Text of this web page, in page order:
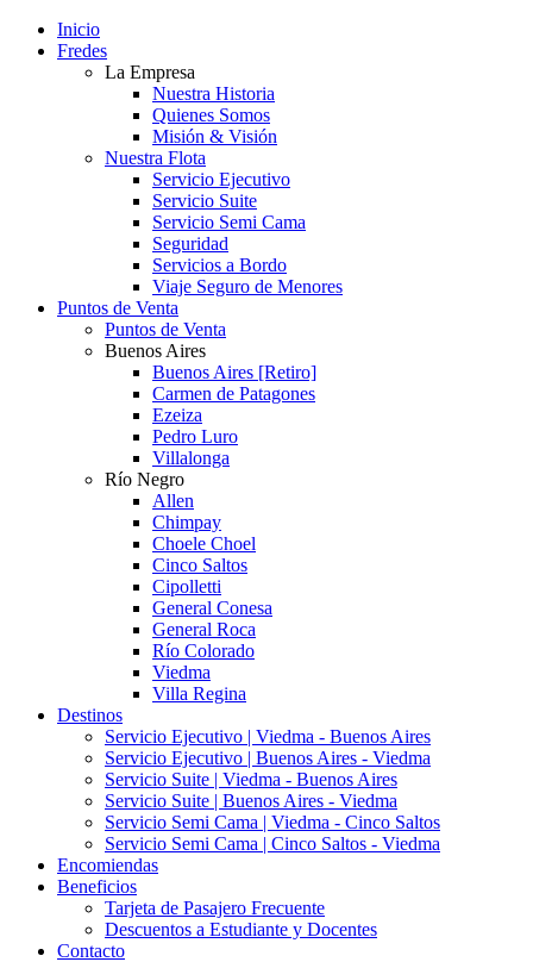
Inicio
Fredes
La Empresa
Nuestra Historia
Quienes Somos
Misión & Visión
Nuestra Flota
Servicio Ejecutivo
Servicio Suite
Servicio Semi Cama
Seguridad
Servicios a Bordo
Viaje Seguro de Menores
Puntos de Venta
Puntos de Venta
Buenos Aires
Buenos Aires [Retiro]
Carmen de Patagones
Ezeiza
Pedro Luro
Villalonga
Río Negro
Allen
Chimpay
Choele Choel
Cinco Saltos
Cipolletti
General Conesa
General Roca
Río Colorado
Viedma
Villa Regina
Destinos
Servicio Ejecutivo | Viedma - Buenos Aires
Servicio Ejecutivo | Buenos Aires - Viedma
Servicio Suite | Viedma - Buenos Aires
Servicio Suite | Buenos Aires - Viedma
Servicio Semi Cama | Viedma - Cinco Saltos
Servicio Semi Cama | Cinco Saltos - Viedma
Encomiendas
Beneficios
Tarjeta de Pasajero Frecuente
Descuentos a Estudiante y Docentes
Contacto